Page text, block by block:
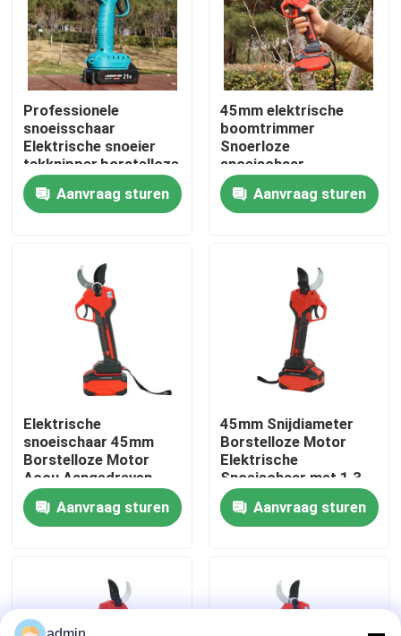
Thuis
Producten
Over ons
fabrieksdisplay
Neem contact met ons op
Vraag een offerte
Benzinekettingzaag
elektrische kettingzaag
Professionele
snoeisschaar
Elektrische snoeier
takknipper,borstelloze
25V draadloze
snoeisschaar
Aanvraag sturen
45mm elektrische
boomtrimmer
Snoerloze
snoeischaar
Borstelloze motor
voor gebruik in de tuin
Aanvraag sturen
Elektrische
snoeischaar 45mm
Borstelloze Motor
Accu Aangedreven
Lichtgewicht Design
Aanvraag sturen
45mm Snijdiameter
Borstelloze Motor
Elektrische
Snoeischaar met 1,3
kg Lichtgewicht
OntwerpAanvraag sturen